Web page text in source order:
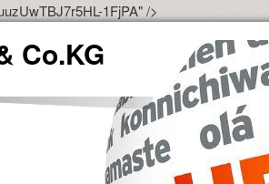
1FjPA" />
Co.KG